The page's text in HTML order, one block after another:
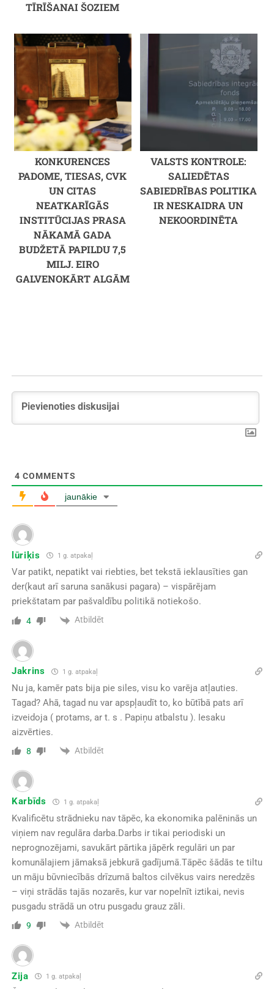
TĪRĪŠANAI ŠOZIEM
KONKURENCES
PADOME, TIESAS, CVK
UN CITAS
NEATKARĪGĀS
INSTITŪCIJAS PRASA
NĀKAMĀ GADA
BUDŽETĀ PAPILDU 7,5
MILJ. EIRO
GALVENOKĀRT ALGĀM
VALSTS KONTROLE:
SALIEDĒTAS
SABIEDRĪBAS POLITIKA
IR NESKAIDRA UN
NEKOORDINĒTA
4 COMMENTS
jaunākie
lūriķis 1 g. atpakaļ
Var patikt, nepatikt vai riebties, bet tekstā ieklausīties gan
der(kaut arī saruna sanākusi pagara) – vispārējam
priekštatam par pašvaldību politikā notiekošo.
4 Atbildēt
Jakrins 1 g. atpakaļ
Nu ja, kamēr pats bija pie siles, visu ko varēja atļauties.
Tagad? Ahā, tagad nu var apspļaudīt to, ko būtībā pats arī
izveidoja ( protams, ar t. s . Papiņu atbalstu ). Iesaku
aizvērties.
8 Atbildēt
Karbīds 1 g. atpakaļ
Kvalificētu strādnieku nav tāpēc, ka ekonomika palēninās un
viņiem nav regulāra darba.Darbs ir tikai periodiski un
neprognozējami, savukārt pārtika jāpērk regulāri un par
komunālajiem jāmaksā jebkurā gadījumā.Tāpēc šādās te tiltu
un māju būvniecībās drīzumā baltos cilvēkus vairs neredzēs
– viņi strādās tajās nozarēs, kur var nopelnīt iztikai, nevis
pusgadu strādā un otru pusgadu grauz zāli.
9 Atbildēt
Zija 1 g. atpakaļ